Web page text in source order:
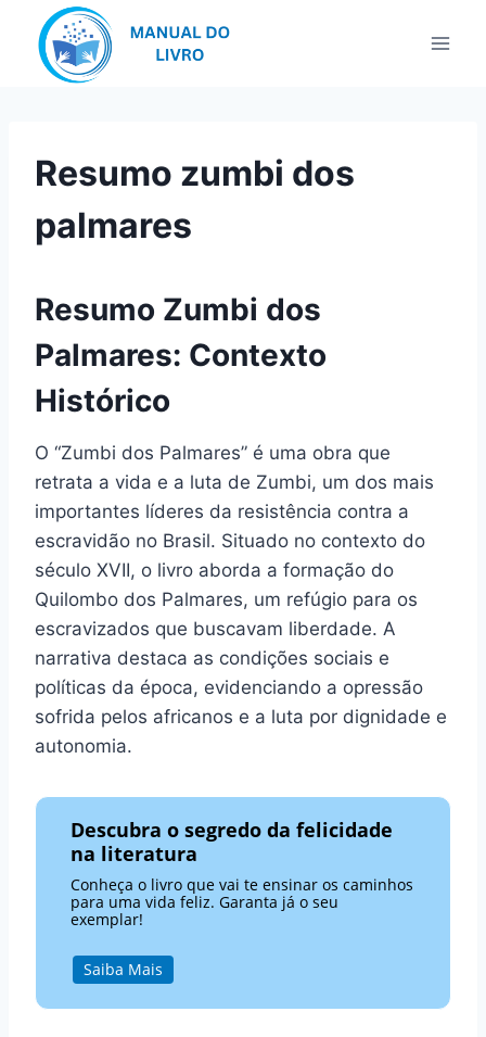
Resumo zumbi dos
palmares
Resumo Zumbi dos
Palmares: Contexto
Histórico
O “Zumbi dos Palmares” é uma obra que
retrata a vida e a luta de Zumbi, um dos mais
importantes líderes da resistência contra a
escravidão no Brasil. Situado no contexto do
século XVII, o livro aborda a formação do
Quilombo dos Palmares, um refúgio para os
escravizados que buscavam liberdade. A
narrativa destaca as condições sociais e
políticas da época, evidenciando a opressão
sofrida pelos africanos e a luta por dignidade e
autonomia.
Descubra o segredo da felicidade
na literatura
Conheça o livro que vai te ensinar os caminhos
para uma vida feliz. Garanta já o seu
exemplar!
Saiba Mais